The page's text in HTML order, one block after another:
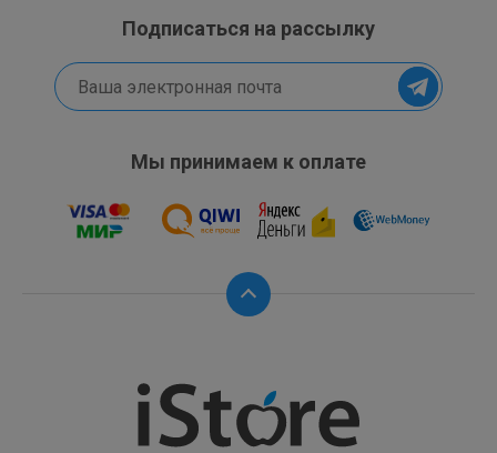
Подписаться на рассылку
Мы принимаем к оплате